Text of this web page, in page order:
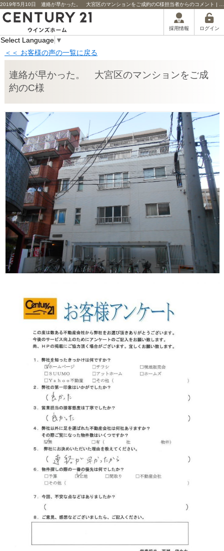
採用情報 ログイン
Select Language ▼
＜＜ お客様の声の一覧に戻る
連絡が早かった。 大宮区のマンションをご成
約のC様